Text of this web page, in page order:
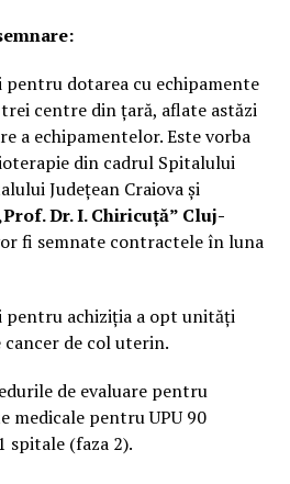
dotarea cu echipamente
centre din țară, aflate astăzi
a echipamentelor. Este vorba
din cadrul Spitalului
Județean Craiova și
Dr. I. Chiricuță” Cluj-
fi semnate contractele în luna
pentru achiziția a opt unități
cancer de col uterin.
de evaluare pentru
medicale pentru UPU 90
spitale (faza 2).